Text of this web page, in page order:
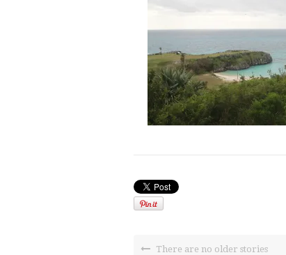
There are no older stories